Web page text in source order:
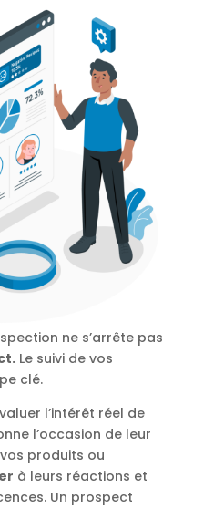
ne s’arrête pas
Le suivi de vos
clé.
l’intérêt réel de
l’occasion de leur
produits ou
à leurs réactions et
Un prospect